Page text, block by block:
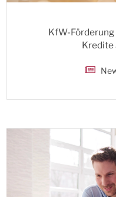
KfW-Förderung
Kredite